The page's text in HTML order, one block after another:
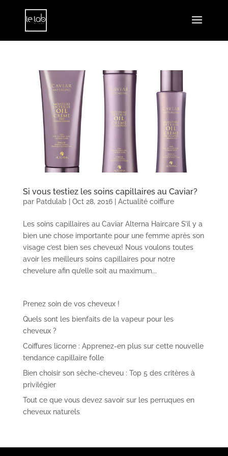
Si vous testiez les soins capillaires au Caviar?
par Patdulab| Oct 28, 2016| Actualité coiffure
Les soins capillaires au Caviar Alterna Haircare S’il y a
bien une chose importante pour une femme après son
visage c’est bien ses cheveux! Nous voulons toutes
avoir les meilleurs soins capillaires pour notre
chevelure afin qu’elle soit au maximum...
Prenez soin de vos cheveux !
Quels sont les bienfaits de la vapeur pour les
cheveux ?
Coiffures licorne : Apprenez-en plus sur cette nouvelle
tendance capillaire folle
Bien choisir son sèche-cheveu : Top 5 des critères à
privilégier
Tout ce que vous devez savoir sur les perruques en
cheveux naturels